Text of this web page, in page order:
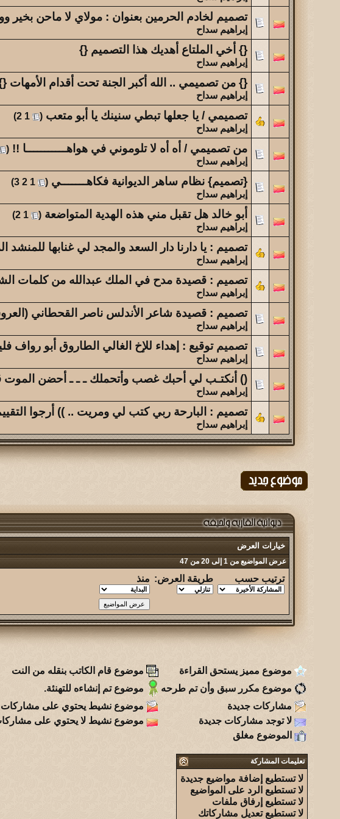
تصميم لخادم الحرمين بعنوان : مولاي لا ماحن بخير
إبراهيم سداح
{} أخي الملتاع أهديك هذا التصميم {}
إبراهيم سداح
{} من تصميمي .. الله أكبر الجنة تحت أقدام الأمهات
إبراهيم سداح
تصميمي / يا جعلها تبطي سنينك يا أبو متعب ‏
(
1
2
)
إبراهيم سداح
من تصميمي / أه أه لا تلوموني في هواهـــــــــــا !! ‏
(
إبراهيم سداح
{تصميم} نظام ساهر الديوانية فكاهـــــــي ‏
(
1
2
3
)
إبراهيم سداح
أبو خالد هل تقبل مني هذه الهدية المتواضعة ‏
(
1
2
)
إبراهيم سداح
تصميم : يا دارنا دار السعد والمجد لي غنابها
إبراهيم سداح
تصميم : قصيدة مدح في الملك عبدالله من كلمات
إبراهيم سداح
تصميم : قصيدة شاعر الأندلس ناصر القحطاني
إبراهيم سداح
تصميم توقيع : إهداء للإخ الغالي الطاروق أبو رواف
إبراهيم سداح
() أنكتـب لي أحبك غصب وأتحملك ـ ـ ـ أحضن الموت
إبراهيم سداح
تصميم : البارحة ربي كتب لي ومريت .. )) أرجوا
إبراهيم سداح
خيارات العرض
عرض المواضيع من 1 إلى 20 من 47
ترتيب حسب طريقة العرض: منذ
موضوع مميز يستحق القراءة
موضوع قام الكاتب بنقله من النت
موضوع مكرر سبق وأن تم طرحه
موضوع تم إنشاءه للتهنئة.
مشاركات جديدة
موضوع نشيط يحتوي على مشاركات
لا توجد مشاركات جديدة
موضوع نشيط لا يحتوي على
الموضوع مغلق
تعليمات المشاركة
لا تستطيع إضافة مواضيع جديدة
لا تستطيع الرد على المواضيع
لا تستطيع إرفاق ملفات
لا تستطيع تعديل مشاركاتك